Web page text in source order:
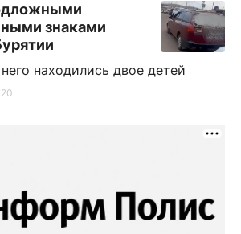
знаками
находились двое детей